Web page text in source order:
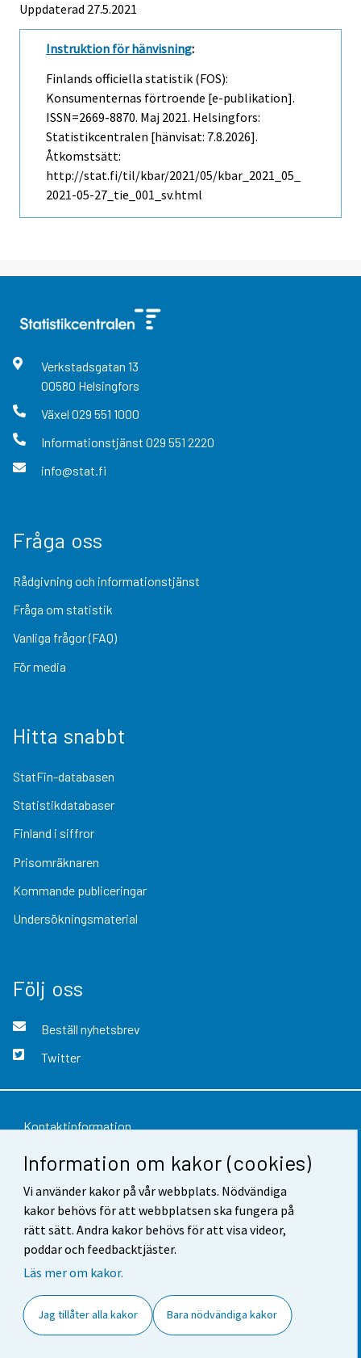
Information om kakor (cookies)
Vi använder kakor på vår webbplats. Nödvändiga
kakor behövs för att webbplatsen ska fungera på
rätt sätt. Andra kakor behövs för att visa videor,
poddar och feedbacktjäster.
Läs mer om kakor.
Jag tillåter alla kakor Bara nödvändiga kakor
Uppdaterad 27.5.2021
Instruktion för hänvisning:
Finlands officiella statistik (FOS):
Konsumenternas förtroende [e-publikation].
ISSN=2669-8870. Maj 2021. Helsingfors:
Statistikcentralen [hänvisat: 7.8.2026].
Åtkomstsätt:
http://stat.fi/til/kbar/2021/05/kbar_2021_05_
2021-05-27_tie_001_sv.html
Verkstadsgatan 13
00580 Helsingfors
Växel 029 551 1000
Informationstjänst 029 551 2220
info@stat.fi
Fråga oss
Rådgivning och informationstjänst
Fråga om statistik
Vanliga frågor (FAQ)
För media
Hitta snabbt
StatFin-databasen
Statistikdatabaser
Finland i siffror
Prisomräknaren
Kommande publiceringar
Undersökningsmaterial
Följ oss
Beställ nyhetsbrev
Twitter
Kontaktinformation
Respons
Användarvillkor
Dataskydd
Tillgänglighet
Cookie-inställningar